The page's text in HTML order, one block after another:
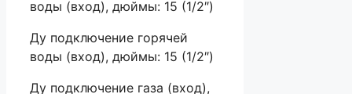
воды (вход), дюймы: 15 (1/2″)
Ду подключение горячей
воды (вход), дюймы: 15 (1/2″)
Ду подключение газа (вход),